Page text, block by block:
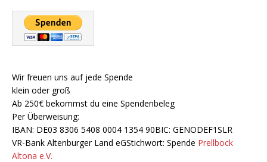
Wir freuen uns auf jede Spende
klein oder groß
Ab 250€ bekommst du eine Spendenbeleg
Per Überweisung:
IBAN: DE03 8306 5408 0004 1354 90BIC: GENODEF1SLR
VR-Bank Altenburger Land eGStichwort: Spende Prellbock
Altona e.V.